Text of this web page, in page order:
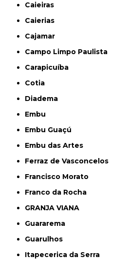
Caieiras
Caierias
Cajamar
Campo Limpo Paulista
Carapicuíba
Cotia
Diadema
Embu
Embu Guaçú
Embu das Artes
Ferraz de Vasconcelos
Francisco Morato
Franco da Rocha
GRANJA VIANA
Guararema
Guarulhos
Itapecerica da Serra